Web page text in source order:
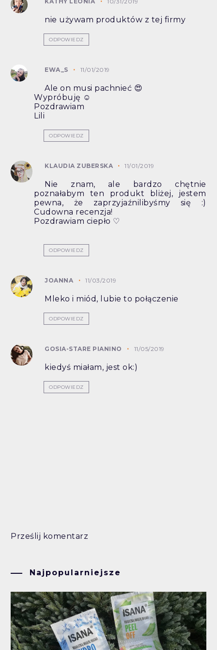
nie używam produktów z tej firmy
ODPOWIEDZ
EWA_S 11/01/2019
Ale on musi pachnieć 😍
Wypróbuję ☺
Pozdrawiam
Lili
ODPOWIEDZ
KLAUDIA ZUBERSKA 11/01/2019
Nie znam, ale bardzo chętnie
poznałabym ten produkt bliżej, jestem
pewna, że zaprzyjaźnilibyśmy się :)
Cudowna recenzja!
Pozdrawiam ciepło ♡
ODPOWIEDZ
JOANNA 11/03/2019
Mleko i miód, lubie to połączenie
ODPOWIEDZ
GOSIA-STARE PIANINO 11/05/2019
kiedyś miałam, jest ok:)
ODPOWIEDZ
Prześlij komentarz
Najpopularniejsze